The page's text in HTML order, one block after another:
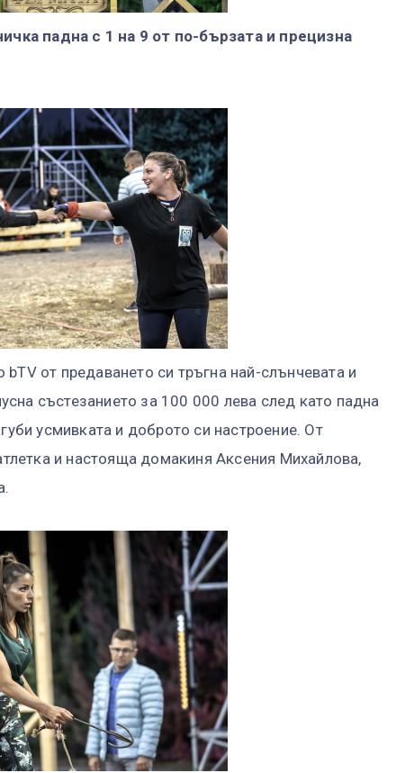
падна с 1 на 9 от по-бързата и прецизна
от предаването си тръгна най-слънчевата и
състезанието за 100 000 лева след като падна
усмивката и доброто си настроение. От
и настояща домакиня Аксения Михайлова,